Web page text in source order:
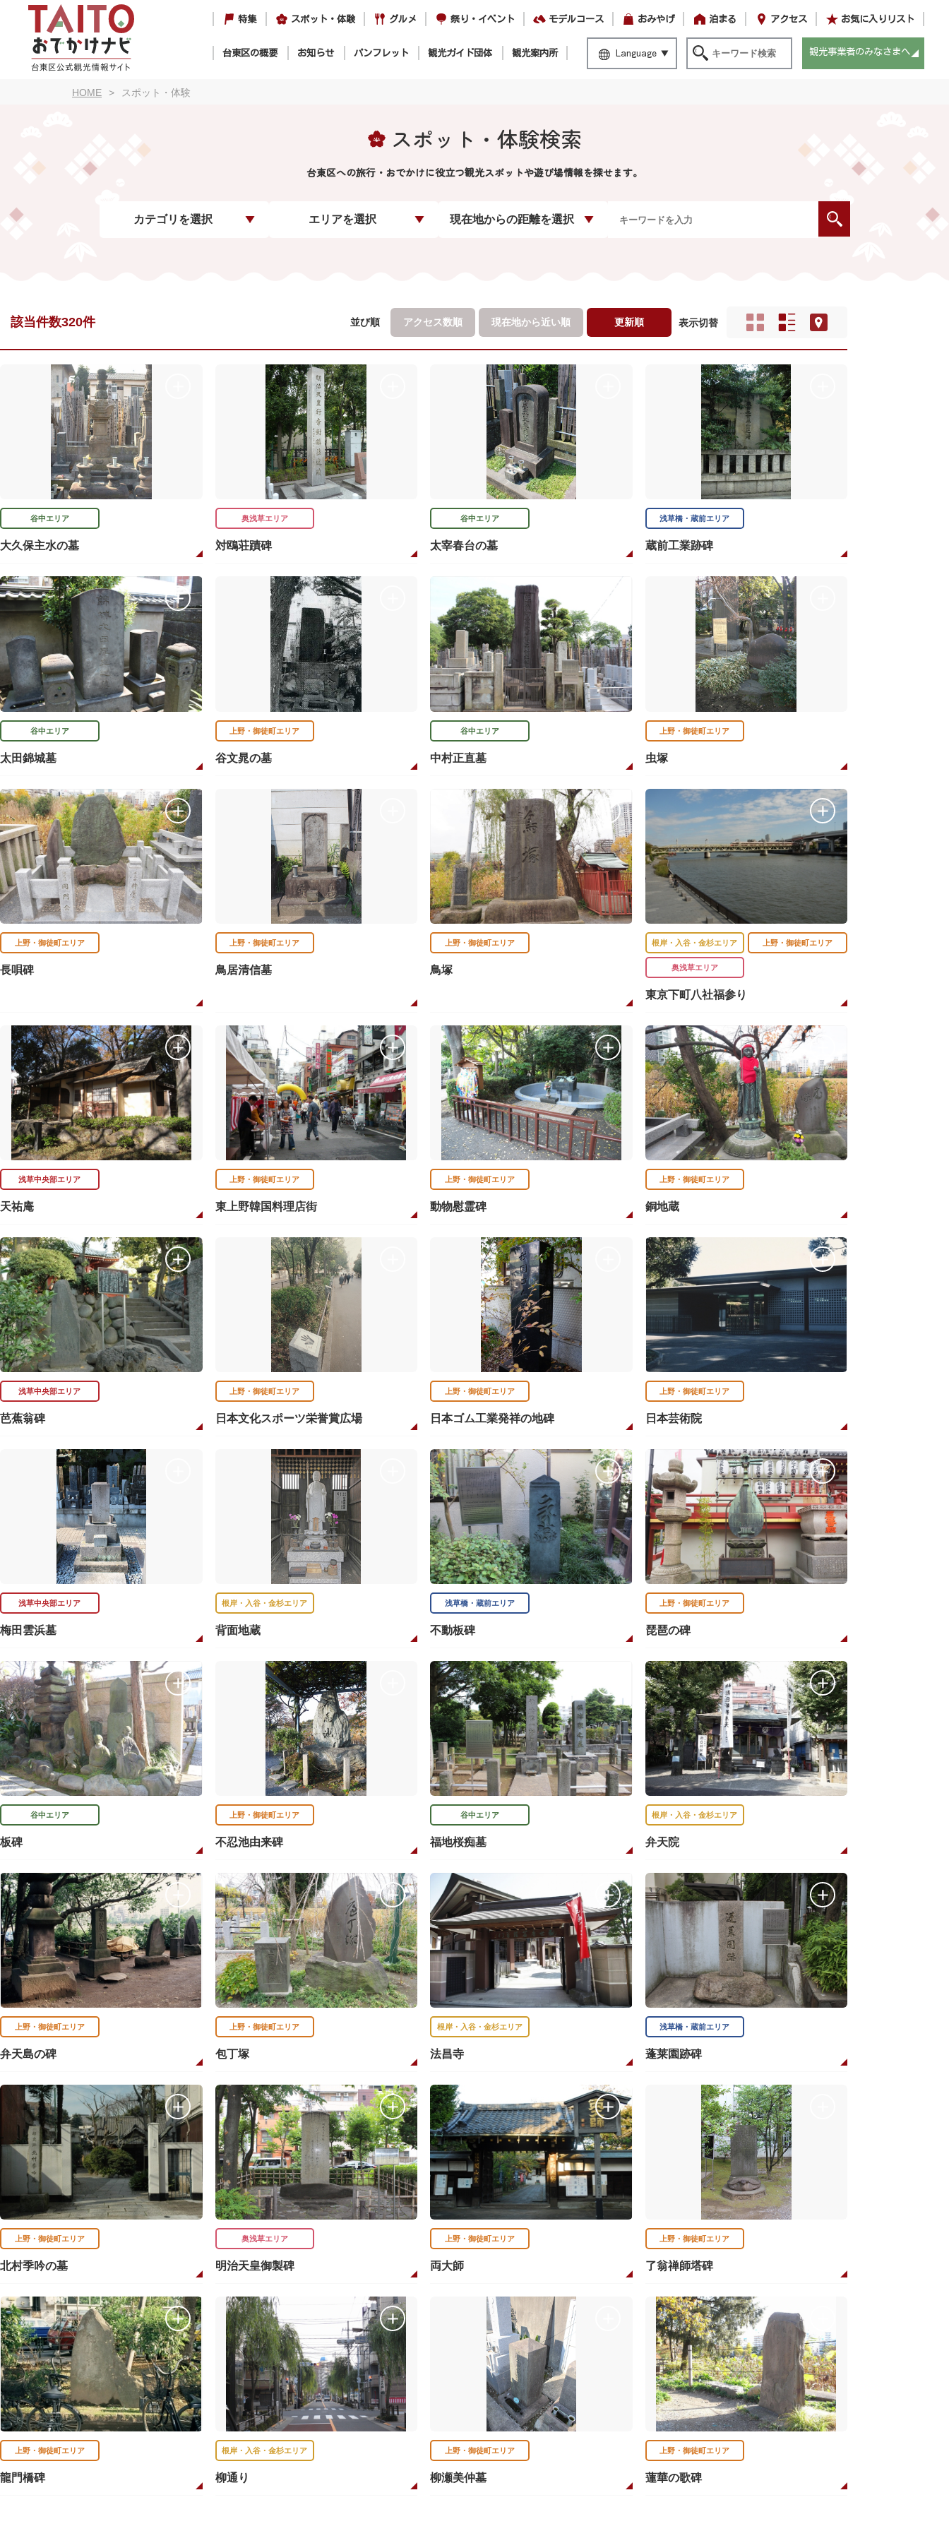
特集 スポット・体験 グルメ 祭り・イベント モデルコース おみやげ 泊まる アクセス お気に入りリスト
台東区の概要 お知らせ パンフレット 観光ガイド団体 観光案内所 Language 観光事業者のみなさまへ
HOME スポット・体験
スポット・体験検索
台東区への旅行・おでかけに役立つ観光スポットや遊び場情報を探せます。
カテゴリを選択 エリアを選択 現在地からの距離を選択
該当件数320件 並び順 アクセス数順 現在地から近い順 更新順 表示切替
谷中エリア
大久保主水の墓
奥浅草エリア
対鴎荘蹟碑
谷中エリア
太宰春台の墓
浅草橋・蔵前エリア
蔵前工業跡碑
谷中エリア
太田錦城墓
上野・御徒町エリア
谷文晁の墓
谷中エリア
中村正直墓
上野・御徒町エリア
虫塚
上野・御徒町エリア
長唄碑
上野・御徒町エリア
鳥居清信墓
上野・御徒町エリア
鳥塚
根岸・入谷・金杉エリア 上野・御徒町エリア
奥浅草エリア
東京下町八社福参り
浅草中央部エリア
天祐庵
上野・御徒町エリア
東上野韓国料理店街
上野・御徒町エリア
動物慰霊碑
上野・御徒町エリア
銅地蔵
浅草中央部エリア
芭蕉翁碑
上野・御徒町エリア
日本文化スポーツ栄誉賞広場
上野・御徒町エリア
日本ゴム工業発祥の地碑
上野・御徒町エリア
日本芸術院
浅草中央部エリア
梅田雲浜墓
根岸・入谷・金杉エリア
背面地蔵
浅草橋・蔵前エリア
不動板碑
上野・御徒町エリア
琵琶の碑
谷中エリア
板碑
上野・御徒町エリア
不忍池由来碑
谷中エリア
福地桜痴墓
根岸・入谷・金杉エリア
弁天院
上野・御徒町エリア
弁天島の碑
上野・御徒町エリア
包丁塚
根岸・入谷・金杉エリア
法昌寺
浅草橋・蔵前エリア
蓬莱園跡碑
上野・御徒町エリア
北村季吟の墓
奥浅草エリア
明治天皇御製碑
上野・御徒町エリア
両大師
上野・御徒町エリア
了翁禅師塔碑
上野・御徒町エリア
龍門橋碑
根岸・入谷・金杉エリア
柳通り
上野・御徒町エリア
柳瀬美仲墓
上野・御徒町エリア
蓮華の歌碑